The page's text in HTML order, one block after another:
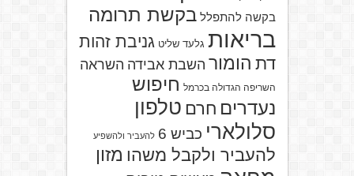
בקשה להתפלל בקשת תרומה
בריאות גלעד שליט גניבת זהות
דת הומור השבת אבידה השראה
השריפה הגדולה בכרמל חיפוש
נעדרים חרם טלפון
סלולארי כביש 6 להעביר ולהשפיע
להעביר ולקבל משהו מזון